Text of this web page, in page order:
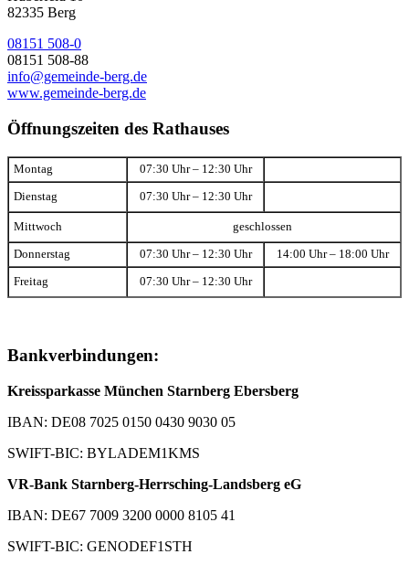
82335 Berg
08151 508-0
08151 508-88
info@gemeinde-berg.de
www.gemeinde-berg.de
Öffnungszeiten des Rathauses
Montag 07:30 Uhr – 12:30 Uhr
Dienstag 07:30 Uhr – 12:30 Uhr
Mittwoch geschlossen
Donnerstag 07:30 Uhr – 12:30 Uhr 14:00 Uhr – 18:00 Uhr
Freitag 07:30 Uhr – 12:30 Uhr
Bankverbindungen:
Kreissparkasse München Starnberg Ebersberg
IBAN: DE08 7025 0150 0430 9030 05
SWIFT-BIC: BYLADEM1KMS
VR-Bank Starnberg-Herrsching-Landsberg eG
IBAN: DE67 7009 3200 0000 8105 41
SWIFT-BIC: GENODEF1STH